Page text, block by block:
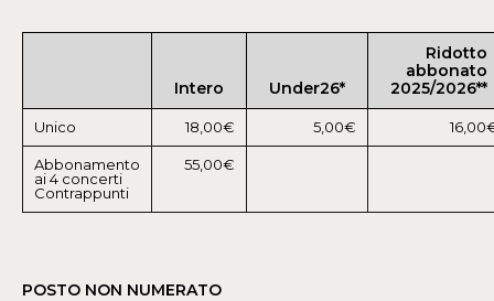
Intero Under26*
Ridotto
abbonato
2025/2026**
Unico 18,00€ 5,00€
Abbonamento
ai 4 concerti
Contrappunti
55,00€
POSTO NON NUMERATO